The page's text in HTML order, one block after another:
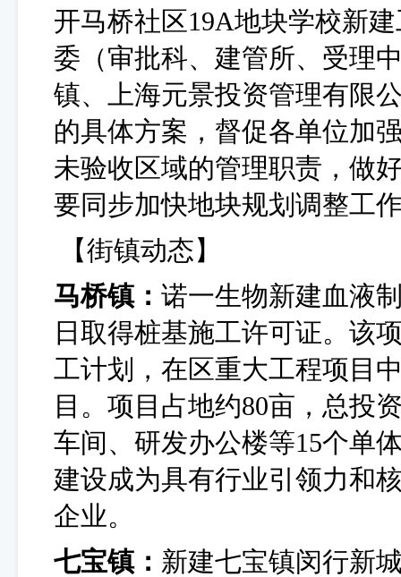
开马桥社区19A地块学校新
委（审批科、建管所、受理
镇、上海元景投资管理有限
的具体方案，督促各单位加
未验收区域的管理职责，做
要同步加快地块规划调整工
【街镇动态】
马桥镇： 诺一生物新建血液
日取得桩基施工许可证。该
工计划，在区重大工程项目
目。项目占地约80亩，总投
车间、研发办公楼等15个单
建设成为具有行业引领力和
企业。
七宝镇： 新建七宝镇闵行新